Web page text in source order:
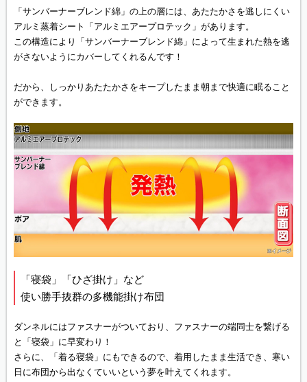
「サンバーナーブレンド綿」の上の層には、あたたかさを逃しにくい
アルミ蒸着シート「アルミエアープロテック」があります。
この構造により「サンバーナーブレンド綿」によって生まれた熱を逃
がさないようにカバーしてくれるんです！
だから、しっかりあたたかさをキープしたまま朝まで快適に眠ること
ができます。
「寝袋」「ひざ掛け」など
使い勝手抜群の多機能掛け布団
ダンネルにはファスナーがついており、ファスナーの端同士を繋げる
と「寝袋」に早変わり！
さらに、「着る寝袋」にもできるので、着用したまま生活でき、寒い
日に布団から出なくていいという夢を叶えてくれます。